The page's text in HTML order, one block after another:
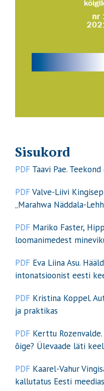
Sisukord
PDF Taavi Pae. Teekond
PDFValve-Liivi
„Marahwa Näddala-
PDF Mariko Faster,
loomanimedest
PDF Eva Liina Asu.
intonatsioonist eesti
PDF Kristina Koppel.
ja praktikas
PDF Kerttu
õige? Ülevaade läti
PDF Kaarel-Vahur
kallutatus Eesti meedias